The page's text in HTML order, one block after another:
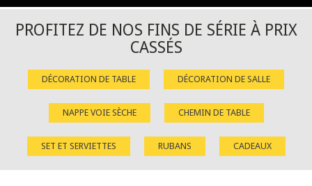
PROFITEZ DE NOS FINS DE SÉRIE À PRIX
CASSÉS
DÉCORATION DE TABLE DÉCORATION DE SALLE
NAPPE VOIE SÈCHE CHEMIN DE TABLE
SET ET SERVIETTES RUBANS CADEAUX